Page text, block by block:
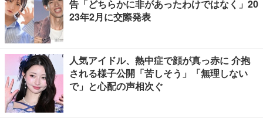
告「どちらかに非があったわけではなく」20
23年2月に交際発表
人気アイドル、熱中症で顔が真っ赤に 介抱
される様子公開「苦しそう」「無理しない
で」と心配の声相次ぐ